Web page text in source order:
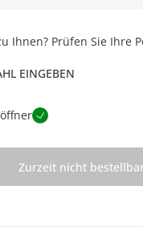
Ihnen? Prüfen Sie Ihre
EINGEBEN
Zurzeit nicht